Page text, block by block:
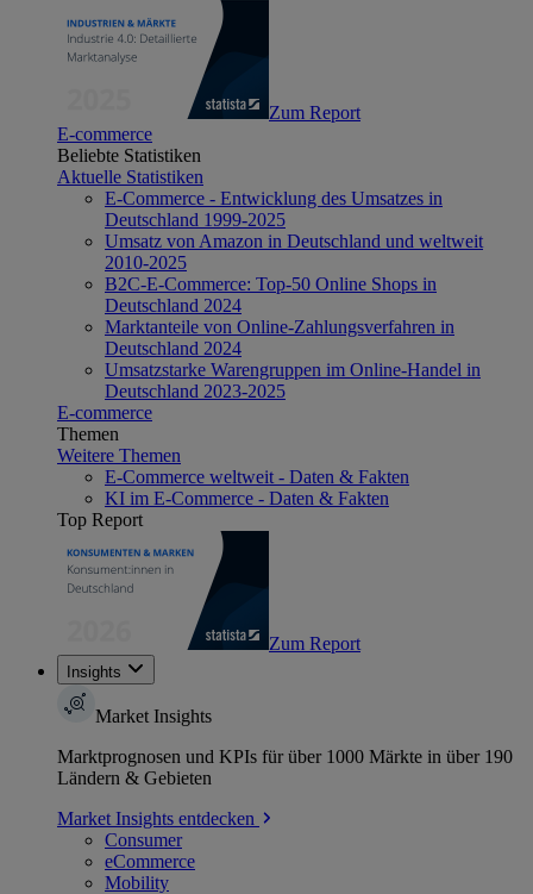
Zum Report
E-commerce
Beliebte Statistiken
Aktuelle Statistiken
E-Commerce - Entwicklung des Umsatzes in
Deutschland 1999-2025
Umsatz von Amazon in Deutschland und weltweit
2010-2025
B2C-E-Commerce: Top-50 Online Shops in
Deutschland 2024
Marktanteile von Online-Zahlungsverfahren in
Deutschland 2024
Umsatzstarke Warengruppen im Online-Handel in
Deutschland 2023-2025
E-commerce
Themen
Weitere Themen
E-Commerce weltweit - Daten & Fakten
KI im E-Commerce - Daten & Fakten
Top Report
Zum Report
Insights
Market Insights
Marktprognosen und KPIs für über 1000 Märkte in über 190
Ländern & Gebieten
Market Insights entdecken
Consumer
eCommerce
Mobility